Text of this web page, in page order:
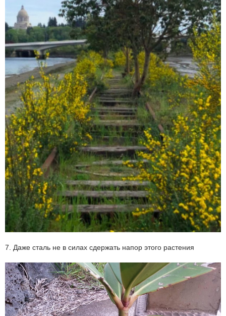
7. Даже сталь не в силах сдержать напор этого растения